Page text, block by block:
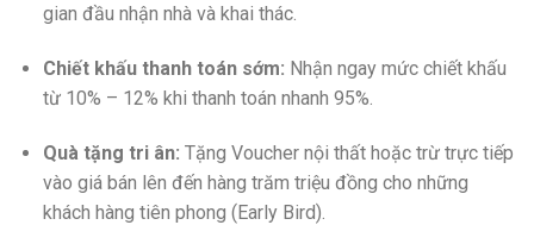
gian đầu nhận nhà và khai thác.
Chiết khấu thanh toán sớm: Nhận ngay mức chiết khấu
từ 10% – 12% khi thanh toán nhanh 95%.
Quà tặng tri ân: Tặng Voucher nội thất hoặc trừ trực tiếp
vào giá bán lên đến hàng trăm triệu đồng cho những
khách hàng tiên phong (Early Bird).